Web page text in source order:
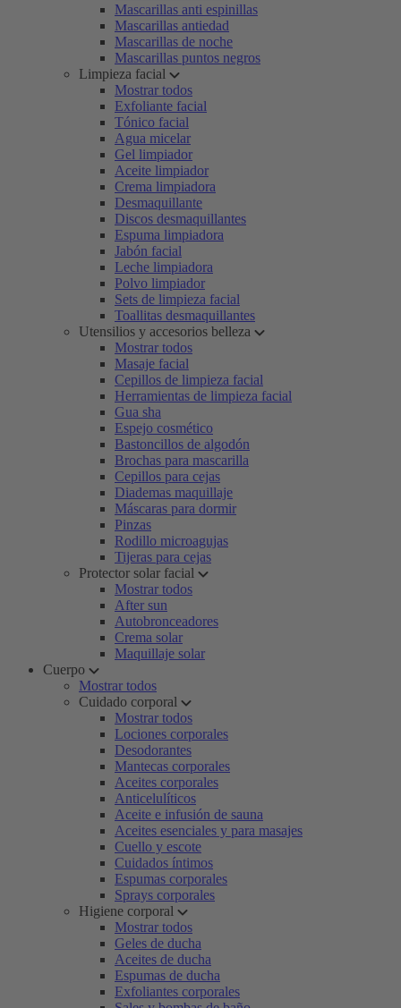
Mascarillas anti espinillas
Mascarillas antiedad
Mascarillas de noche
Mascarillas puntos negros
Limpieza facial
Mostrar todos
Exfoliante facial
Tónico facial
Agua micelar
Gel limpiador
Aceite limpiador
Crema limpiadora
Desmaquillante
Discos desmaquillantes
Espuma limpiadora
Jabón facial
Leche limpiadora
Polvo limpiador
Sets de limpieza facial
Toallitas desmaquillantes
Utensilios y accesorios belleza
Mostrar todos
Masaje facial
Cepillos de limpieza facial
Herramientas de limpieza facial
Gua sha
Espejo cosmético
Bastoncillos de algodón
Brochas para mascarilla
Cepillos para cejas
Diademas maquillaje
Máscaras para dormir
Pinzas
Rodillo microagujas
Tijeras para cejas
Protector solar facial
Mostrar todos
After sun
Autobronceadores
Crema solar
Maquillaje solar
Cuerpo
Mostrar todos
Cuidado corporal
Mostrar todos
Lociones corporales
Desodorantes
Mantecas corporales
Aceites corporales
Anticelulíticos
Aceite e infusión de sauna
Aceites esenciales y para masajes
Cuello y escote
Cuidados íntimos
Espumas corporales
Sprays corporales
Higiene corporal
Mostrar todos
Geles de ducha
Aceites de ducha
Espumas de ducha
Exfoliantes corporales